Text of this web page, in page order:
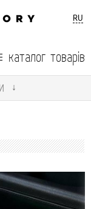
RU
каталог товарів
↓